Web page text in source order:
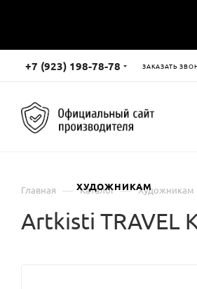
+7 (923) 198-78-78 ЗАКАЗАТЬ
ХУДОЖНИКАМ
Главная — Каталог — Художникам
Artkisti TRAVEL